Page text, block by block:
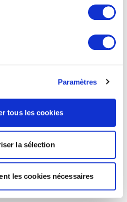
Paramètres
tous les cookies
la sélection
les cookies nécessaires